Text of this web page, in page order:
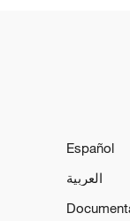
Español
العربية